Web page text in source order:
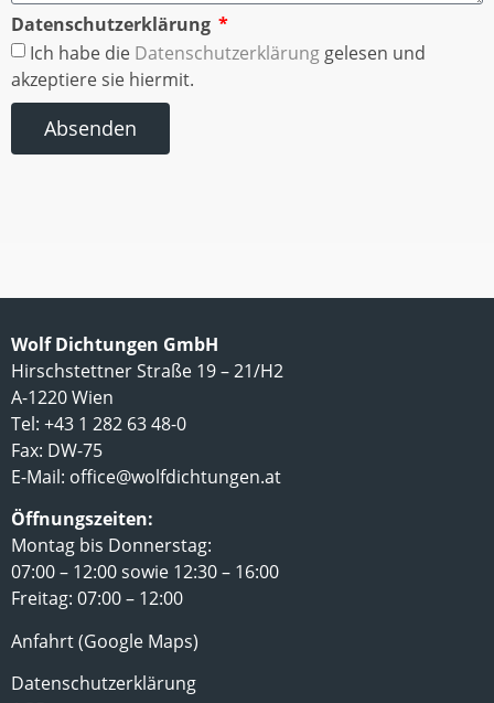
Datenschutzerklärung
Ich habe die Datenschutzerklärung gelesen und
akzeptiere sie hiermit.
Absenden
Wolf Dichtungen GmbH
Hirschstettner Straße 19 – 21/H2
A-1220 Wien
Tel: +43 1 282 63 48-0
Fax: DW-75
E-Mail: office@wolfdichtungen.at
Öffnungszeiten:
Montag bis Donnerstag:
07:00 – 12:00 sowie 12:30 – 16:00
Freitag: 07:00 – 12:00
Anfahrt (Google Maps)
Datenschutzerklärung